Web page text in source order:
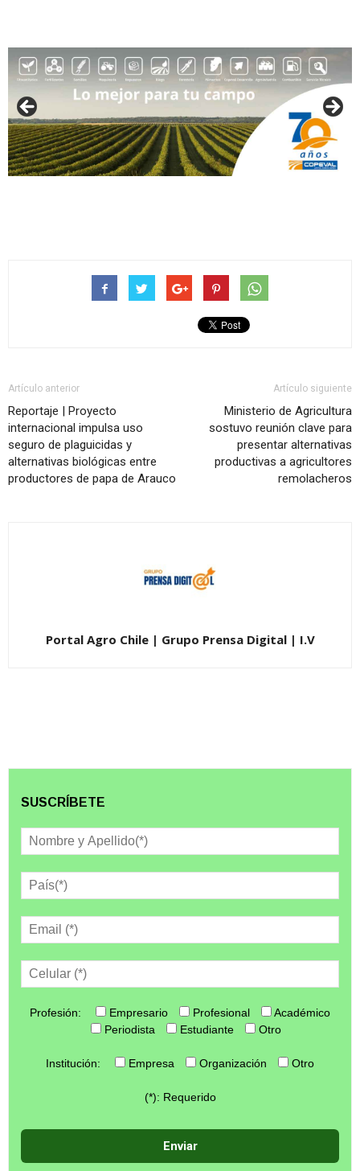
Artículo anterior
Reportaje | Proyecto
internacional impulsa uso
seguro de plaguicidas y
alternativas biológicas entre
productores de papa de Arauco
Artículo siguiente
Ministerio de Agricultura
sostuvo reunión clave para
presentar alternativas
productivas a agricultores
remolacheros
Portal Agro Chile | Grupo Prensa Digital | I.V
SUSCRÍBETE
Profesión: Empresario Profesional
Académico
Periodista
Estudiante Otro
Institución: Empresa Organización Otro
(*): Requerido